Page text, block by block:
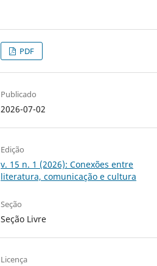
PDF
Publicado
2026-07-02
Edição
v. 15 n. 1 (2026): Conexões entre
literatura, comunicação e cultura
Seção
Seção Livre
Licença